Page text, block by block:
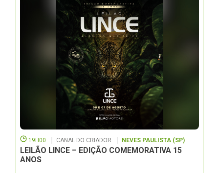
19H00 CANAL DO CRIADOR NEVES PAULISTA (SP)
LEILÃO LINCE – EDIÇÃO COMEMORATIVA 15
ANOS